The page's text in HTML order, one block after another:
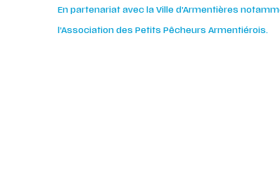
En partenariat avec la Ville d’Armentières
l’Association des Petits Pêcheurs Armentiérois.